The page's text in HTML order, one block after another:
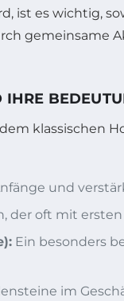
ist es wichtig,
gemeinsame
IHRE
klassischen
und
der oft mit
Ein besonders
im